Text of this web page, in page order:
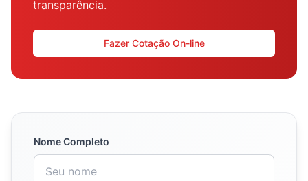
transparência.
Fazer Cotação On-line
Nome Completo